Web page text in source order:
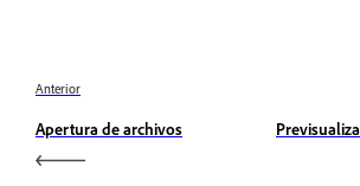
Anterior
Apertura de archivos